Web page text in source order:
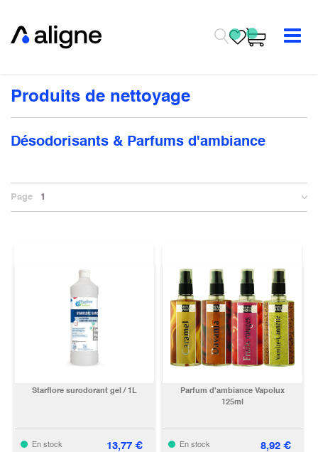
Produits de nettoyage
Désodorisants & Parfums d'ambiance
Page 1
Starflore surodorant gel / 1L
En stock 13,77€
Parfum d'ambiance Vapolux
125ml
En stock 8,92€